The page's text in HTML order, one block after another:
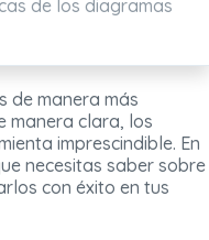
de los diagramas
de manera más
manera clara, los
imprescindible. En
necesitas saber sobre
con éxito en tus